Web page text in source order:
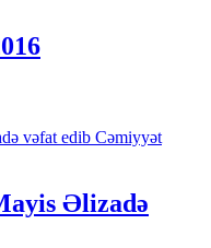
Cəmiyyət
Əlizadə